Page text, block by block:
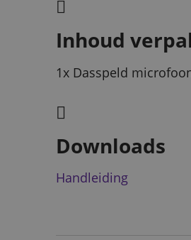
Inhoud
1x Dasspeld
Downloads
Handleiding